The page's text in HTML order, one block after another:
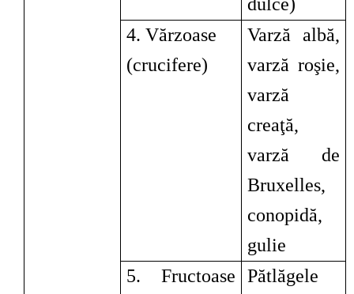
4. Vărzoase
(crucifere)
Varză albă,
varză roşie,
varză
creaţă,
varză de
Bruxelles,
conopidă,
gulie
5. Fructoase
Pătlăgele